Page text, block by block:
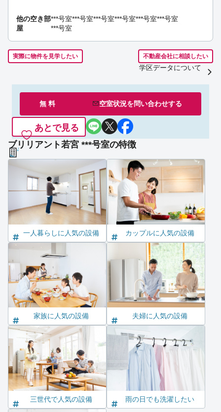
他の空き部
屋
***号室***号室***号室***号室***号室***号室
***号室
実際に物件を見学したい 不動産会社に相談したい
学区データについて
無 料 空室状況を問い合わせする
あとで見る
ブリリアント若宮 ***号室の特徴
一人暮らしに人気の設備 カップルに人気の設備
家族に人気の設備 夫婦に人気の設備
三世代で人気の設備 雨の日でも洗濯したい